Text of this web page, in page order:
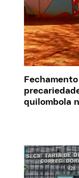
quilombola